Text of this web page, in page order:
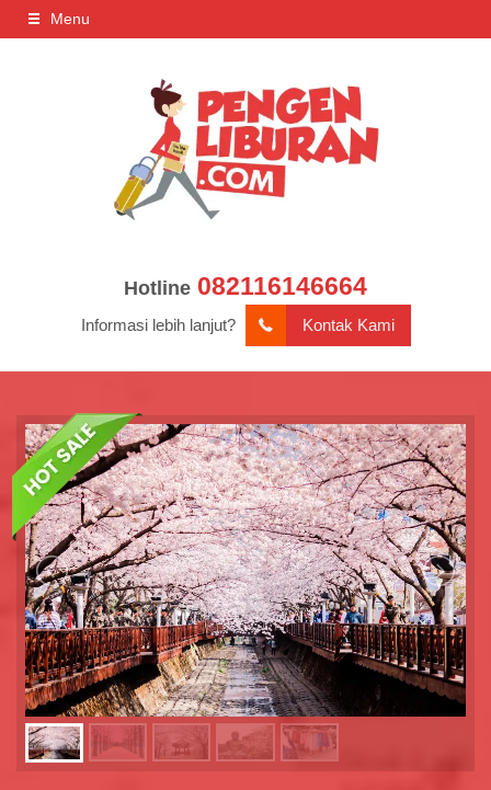
Menu
Hotline 082116146664
Informasi lebih lanjut? Kontak Kami